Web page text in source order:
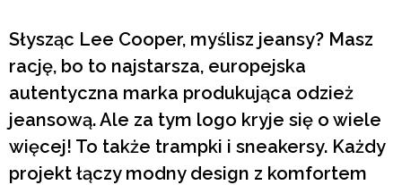
Słysząc Lee Cooper, myślisz jeansy? Masz
rację, bo to najstarsza, europejska
autentyczna marka produkująca odzież
jeansową. Ale za tym logo kryje się o wiele
więcej! To także trampki i sneakersy. Każdy
projekt łączy modny design z komfortem